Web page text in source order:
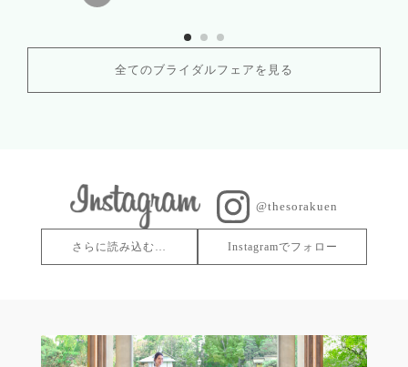
全てのブライダルフェアを見る
@thesorakuen
さらに読み込む… Instagramでフォロー